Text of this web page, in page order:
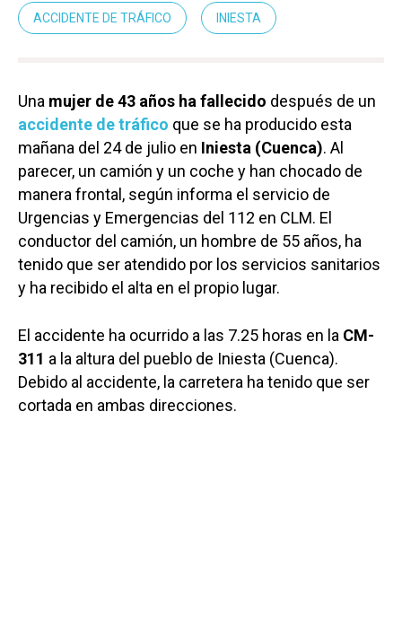
ACCIDENTE DE TRÁFICO INIESTA
Una mujer de 43 años ha fallecido después de un
accidente de tráfico que se ha producido esta
mañana del 24 de julio en Iniesta (Cuenca). Al
parecer, un camión y un coche y han chocado de
manera frontal, según informa el servicio de
Urgencias y Emergencias del 112 en CLM. El
conductor del camión, un hombre de 55 años, ha
tenido que ser atendido por los servicios sanitarios
y ha recibido el alta en el propio lugar.
El accidente ha ocurrido a las 7.25 horas en la CM-
311 a la altura del pueblo de Iniesta (Cuenca).
Debido al accidente, la carretera ha tenido que ser
cortada en ambas direcciones.